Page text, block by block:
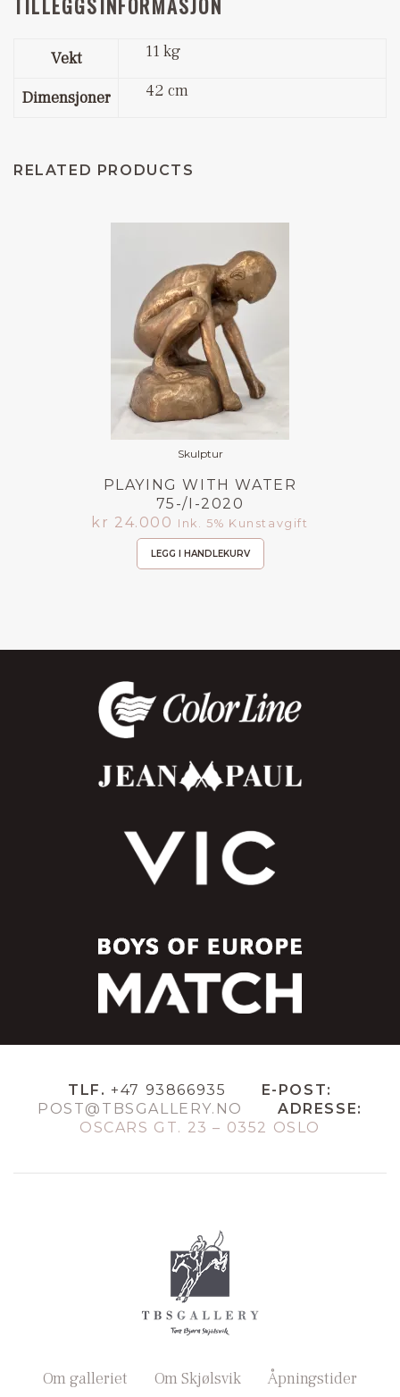
Vekt 11 kg
Dimensjoner 42 cm
RELATED PRODUCTS
Skulptur
PLAYING WITH WATER
75-/I-2020
kr 24.000 Ink. 5% Kunstavgift
LEGG I HANDLEKURV
TLF. +47 93866935
E-POST:
POST@TBSGALLERY.NO
ADRESSE:
OSCARS GT. 23 – 0352 OSLO
Om galleriet Om Skjølsvik Åpningstider